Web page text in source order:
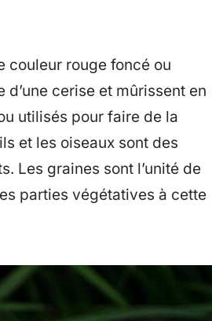
couleur rouge foncé ou
cerise et mûrissent en
utilisés pour faire de la
et les oiseaux sont des
Les graines sont l’unité de
parties végétatives à cette